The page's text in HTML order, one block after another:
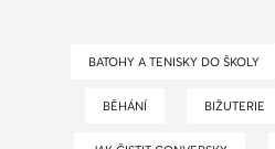
BATOHY A TENISKY DO ŠKOLY
BĚHÁNÍ BIŽUTERIE